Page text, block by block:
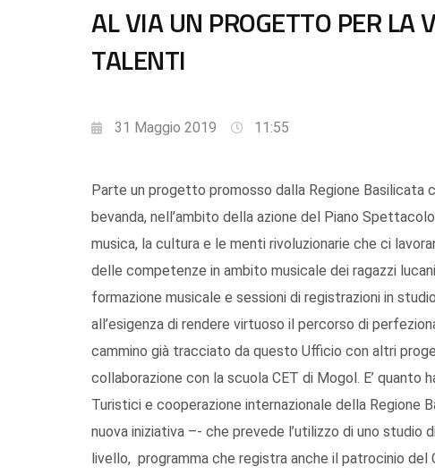
AL VIA UN PROGETTO PER LA
TALENTI
31 Maggio 2019 11:55
Parte un progetto promosso dalla Regione Basilicata
bevanda, nell’ambito della azione del Piano
musica, la cultura e le menti rivoluzionarie che ci
delle competenze in ambito musicale dei ragazzi
formazione musicale e sessioni di registrazioni in
all’esigenza di rendere virtuoso il percorso di
cammino già tracciato da questo Ufficio con altri
collaborazione con la scuola CET di Mogol. E’ quanto
Turistici e cooperazione internazionale della Regione
nuova iniziativa –- che prevede l’utilizzo di uno studio
livello, programma che registra anche il patrocinio